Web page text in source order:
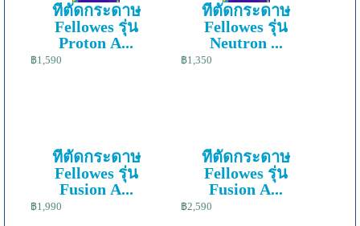
ที่ตัดกระดาษ
Fellowes รุ่น
Proton A...
฿1,590
ที่ตัดกระดาษ
Fellowes รุ่น
Neutron ...
฿1,350
ที่ตัดกระดาษ
Fellowes รุ่น
Fusion A...
฿1,990
ที่ตัดกระดาษ
Fellowes รุ่น
Fusion A...
฿2,590